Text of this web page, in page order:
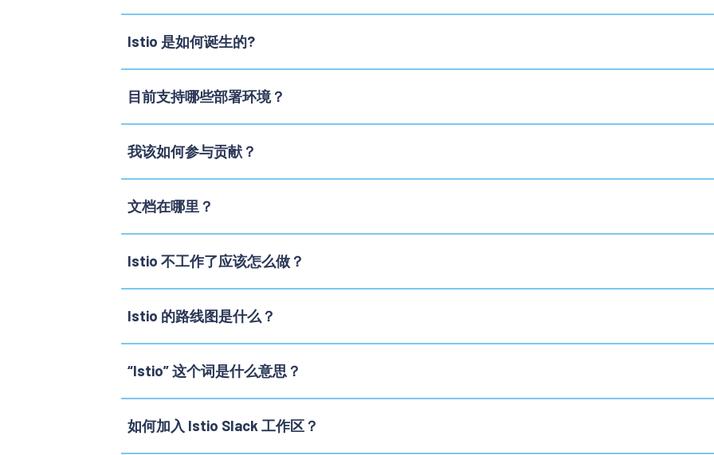
Istio 是如何诞生的?
目前支持哪些部署环境？
我该如何参与贡献？
文档在哪里？
Istio 不工作了应该怎么做？
Istio 的路线图是什么？
“Istio” 这个词是什么意思？
如何加入 Istio Slack 工作区？